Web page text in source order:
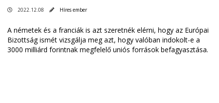
2022.12.08 Híres ember
A németek és a franciák is azt szeretnék elérni, hogy az Európai
Bizottság ismét vizsgálja meg azt, hogy valóban indokolt-e a
3000 milliárd forintnak megfelelő uniós források befagyasztása.